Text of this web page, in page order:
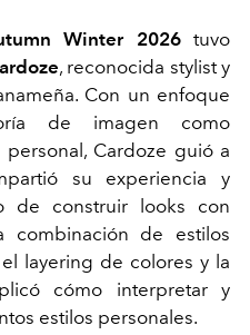
Winter 2026tuvo
, reconocida stylist y
Con un enfoque
de imagen como
Cardoze guió a
su experiencia y
de construir looks con
combinación de estilos
layering de colores y la
cómo interpretar y
estilos personales.